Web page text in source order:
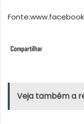
Veja também a